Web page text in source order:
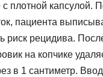
с плотной
пациента
риск рецидива.
на копчике
в 1 сантиметр.